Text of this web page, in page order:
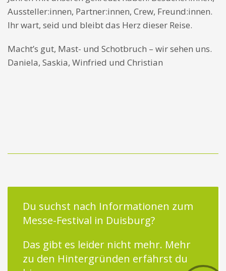
Aussteller:innen, Partner:innen, Crew, Freund:innen.
Ihr wart, seid und bleibt das Herz dieser Reise.
Macht’s gut, Mast- und Schotbruch – wir sehen uns.
Daniela, Saskia, Winfried und Christian
Du suchst nach Informationen zum
Messe-Festival in Duisburg?
Das gibt es leider nicht mehr. Mehr
zu den Hintergründen erfährst du